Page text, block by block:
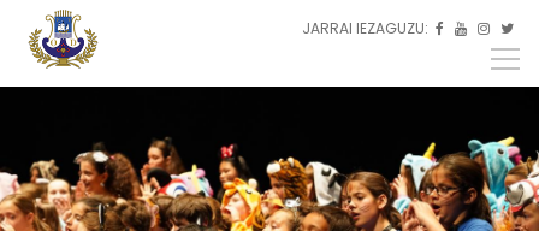
Skip to main content
JARRAI IEZAGUZU:   
EU
EN